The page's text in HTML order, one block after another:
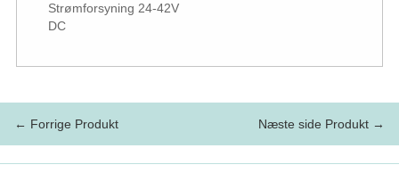
Strømforsyning 24-42V
DC
← Forrige Produkt Næste side Produkt →